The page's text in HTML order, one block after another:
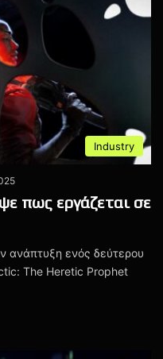
Industry
πως εργάζεται σε
ανάπτυξη ενός δεύτερου
The Heretic Prophet